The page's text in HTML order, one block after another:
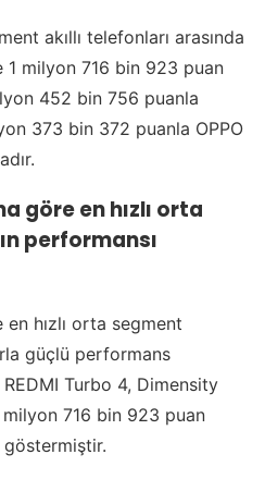
akıllı telefonları arasında
1 milyon 716 bin 923 puan
452 bin 756 puanla
373 bin 372 puanla OPPO
göre en hızlı orta
performansı
en hızlı orta segment
güçlü performans
Turbo 4, Dimensity
716 bin 923 puan